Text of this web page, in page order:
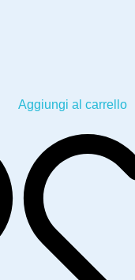
Aggiungi al carrello